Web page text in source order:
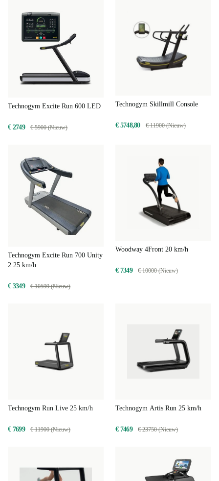
Technogym Excite Run 600 LED
€ 2749 € 5900 (Nieuw)
Technogym Skillmill Console
€ 5748,80 € 11900 (Nieuw)
Technogym Excite Run 700 Unity
2 25 km/h
€ 3349 € 10599 (Nieuw)
Woodway 4Front 20 km/h
€ 7349 € 10000 (Nieuw)
Technogym Run Live 25 km/h
€ 7699 € 11900 (Nieuw)
Technogym Artis Run 25 km/h
€ 7469 € 23750 (Nieuw)